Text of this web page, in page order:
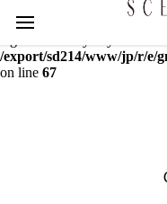
Warning
:
/export/sd214/www/jp/r/e/
on line 67